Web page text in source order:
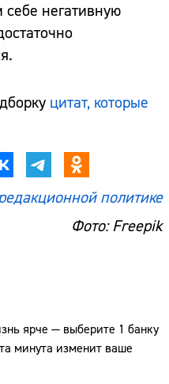
негативную
цитат, которые
политике
Фото: Freepik
ярче — выберите 1 банку
минута изменит ваше